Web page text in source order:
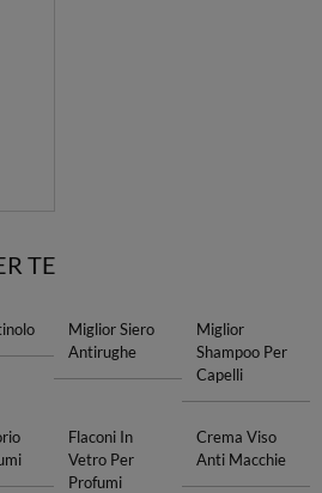
TE
Miglior Siero
Antirughe
Miglior
Shampoo Per
Capelli
Flaconi In
Vetro Per
Profumi
Crema Viso
Anti Macchie